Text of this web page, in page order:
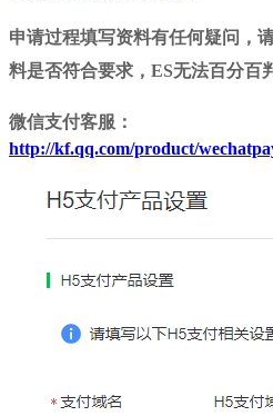
申请过程填写资料有任何疑问，
料是否符合要求，ES无法百分百
微信支付客服：
http://kf.qq.com/product/